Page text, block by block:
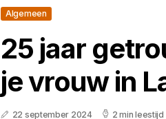
Algemeen
25 jaar
je vrouw in
22 september 2024 2 min leestijd